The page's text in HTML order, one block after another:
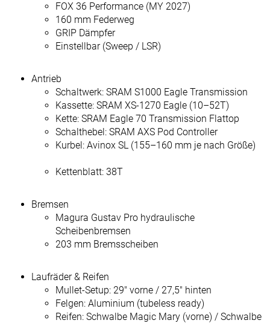
FOX 36 Performance (MY 2027)
160 mm Federweg
GRIP Dämpfer
Einstellbar (Sweep / LSR)
Antrieb
Schaltwerk: SRAM S1000 Eagle Transmission
Kassette: SRAM XS-1270 Eagle (10–52T)
Kette: SRAM Eagle 70 Transmission Flattop
Schalthebel: SRAM AXS Pod Controller
Kurbel: Avinox SL (155–160 mm je nach Größe)
Kettenblatt: 38T
Bremsen
Magura Gustav Pro hydraulische
Scheibenbremsen
203 mm Bremsscheiben
Laufräder & Reifen
Mullet-Setup: 29" vorne / 27,5" hinten
Felgen: Aluminium (tubeless ready)
Reifen: Schwalbe Magic Mary (vorne) / Schwalbe